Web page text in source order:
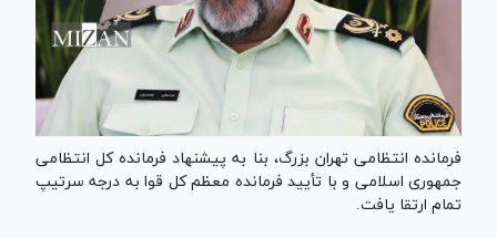
فرمانده انتظامی تهران بزرگ، بنا به پیشنهاد فرمانده کل انتظامی
جمهوری اسلامی و با تأیید فرمانده معظم کل قوا به درجه سرتیپ
تمام ارتقا یافت.